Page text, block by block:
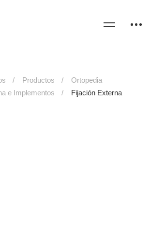
Productos
Ortopedia
e Implementos
Fijación Externa